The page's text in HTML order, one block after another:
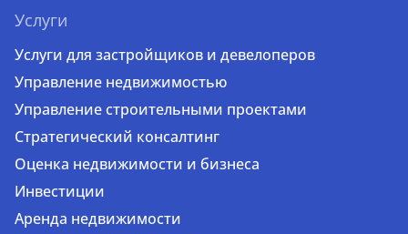
Услуги
Услуги для застройщиков и девелоперов
Управление недвижимостью
Управление строительными проектами
Стратегический консалтинг
Оценка недвижимости и бизнеса
Инвестиции
Аренда недвижимости